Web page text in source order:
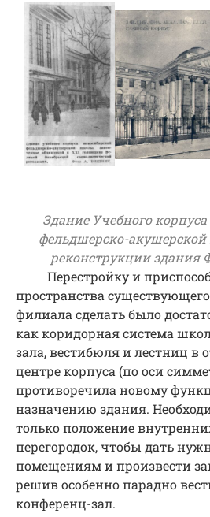
Здание Учебного
фельдшерско-
реконструкции здания
Перестройку и
пространства
филиала сделать было
как коридорная система
зала, вестибюля и лестниц в
центре корпуса (по оси
противоречила новому
назначению здания.
только положение
перегородок, чтобы дать
помещениям и произвести
решив особенно парадно
конференц-зал.